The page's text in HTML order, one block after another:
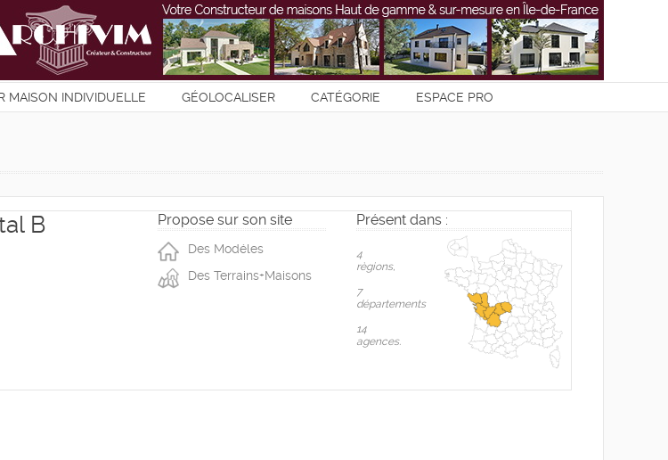
MAISON INDIVIDUELLE GÉOLOCALISER CATÉGORIE
ESPACE PRO
B Propose sur son site
Des Modéles
Des Terrains+Maisons
Présent dans :
4
règions,
7
départements
14
agences.